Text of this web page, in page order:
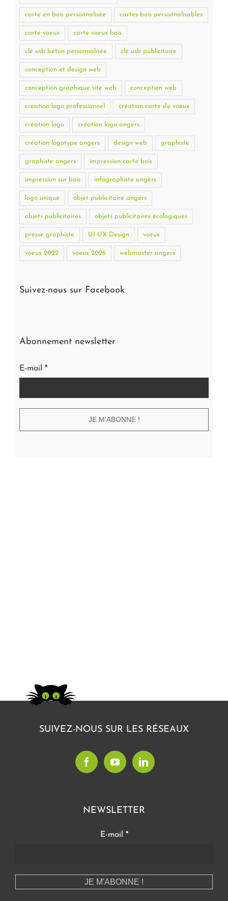
carte en bois personnalisée cartes bois personnalisables
carte voeux carte voeux bois
clé usb béton personnalisée clé usb publicitaire
conception et design web
conception graphique site web conception web
creation logo professionnel création carte de voeux
création logo création logo angers
création logotype angers design web graphiste
graphiste angers impression carte bois
impression sur bois infographiste angers
logo unique objet publicitaire angers
objets publicitaires objets publicitaires écologiques
presse graphiste UI-UX Design voeux
voeux 2022 voeux 2026 webmaster angers
Suivez-nous sur Facebook
Abonnement newsletter
E-mail *
SUIVEZ-NOUS SUR LES RÉSEAUX
NEWSLETTER
E-mail *